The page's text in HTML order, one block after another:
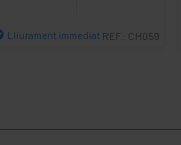
Lliurament immediat REF: CH059